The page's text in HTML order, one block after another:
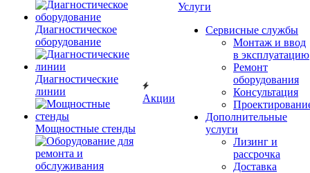
Диагностическое
оборудование
Диагностические
линии
Мощностные стенды
Акции
Услуги
Сервисные службы
Монтаж и ввод
в эксплуатацию
Ремонт
оборудования
Консультация
Дополнительные
услуги
Лизинг и
рассрочка
Доставка